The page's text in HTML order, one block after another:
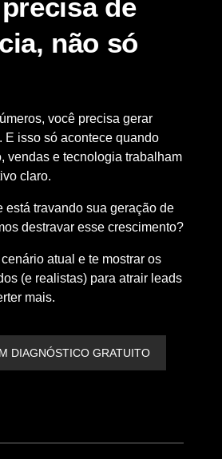
de
não só
você precisa gerar
E isso só acontece quando
vendas e tecnologia trabalham
claro.
está travando sua geração de
destravar esse crescimento?
atual e te mostrar os
(e realistas) para atrair leads
mais.
DIAGNÓSTICO GRATUITO